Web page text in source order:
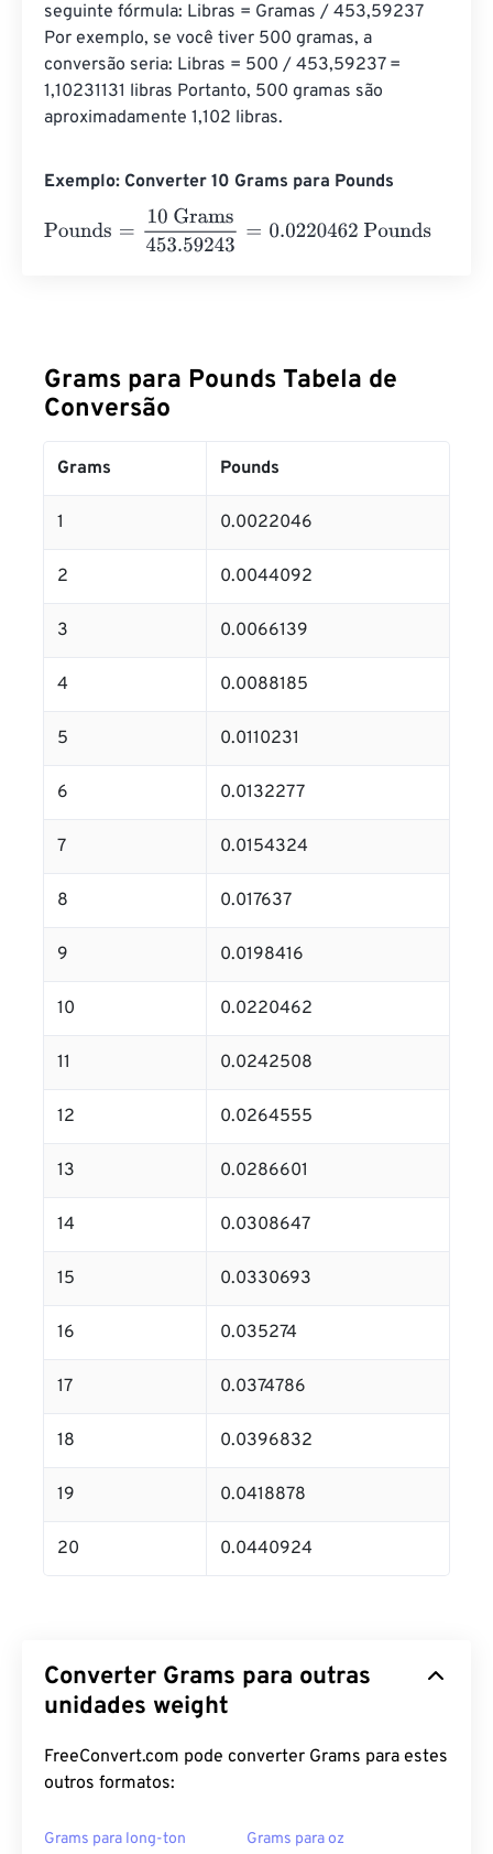
seguinte fórmula: Libras = Gramas / 453,59237
Por exemplo, se você tiver 500 gramas, a
conversão seria: Libras = 500 / 453,59237 =
1,10231131 libras Portanto, 500 gramas são
aproximadamente 1,102 libras.
Exemplo: Converter 10 Grams para Pounds
Pounds
10 Grams453.59243 =0.0220462 Pounds
Grams para Pounds Tabela de
Conversão
Grams Pounds
1 0.0022046
2 0.0044092
3 0.0066139
4 0.0088185
5 0.0110231
6 0.0132277
7 0.0154324
8 0.017637
9 0.0198416
10 0.0220462
11 0.0242508
12 0.0264555
13 0.0286601
14 0.0308647
15 0.0330693
16 0.035274
17 0.0374786
18 0.0396832
19 0.0418878
20 0.0440924
Converter Grams para outras
unidades weight
FreeConvert.com pode converter Grams para estes
outros formatos:
Grams para long-ton Grams para oz